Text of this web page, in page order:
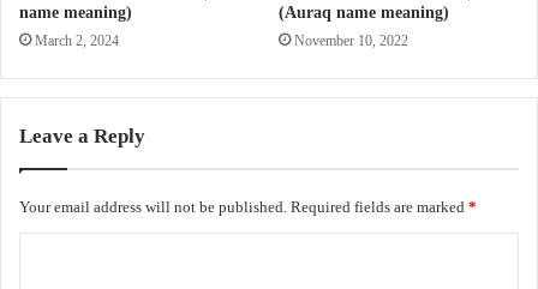
name meaning)
March 2, 2024
(Auraq name meaning)
November 10, 2022
Leave a Reply
Your email address will not be published. Required fields are marked *